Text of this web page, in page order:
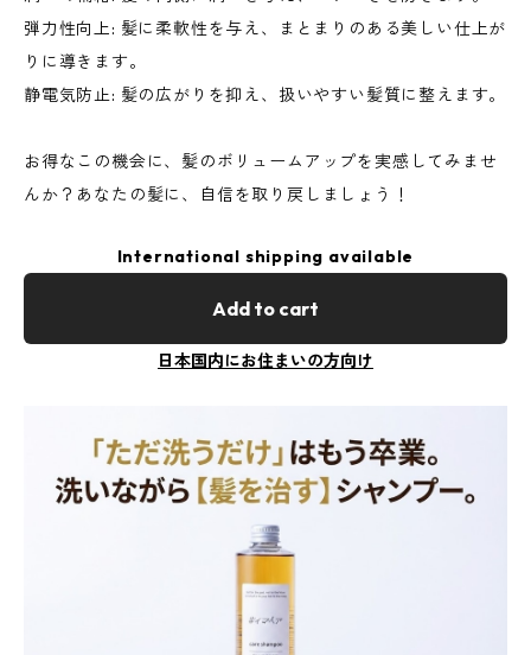
弾力性向上: 髪に柔軟性を与え、まとまりのある美しい仕上が
りに導きます。
静電気防止: 髪の広がりを抑え、扱いやすい髪質に整えます。
お得なこの機会に、髪のボリュームアップを実感してみませ
んか？あなたの髪に、自信を取り戻しましょう！
International shipping available
Add to cart
日本国内にお住まいの方向け